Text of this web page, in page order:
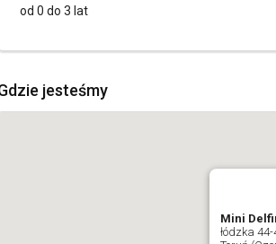
od 0 do 3 lat
jesteśmy
Mini
łódzka 44-